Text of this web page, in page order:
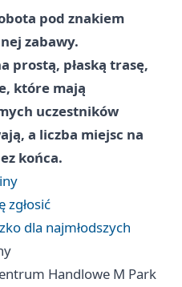
pod znakiem
zabawy.
prostą, płaską trasę,
które mają
uczestników
a liczba miejsc na
końca.
zgłosić
dla najmłodszych
Handlowe M Park